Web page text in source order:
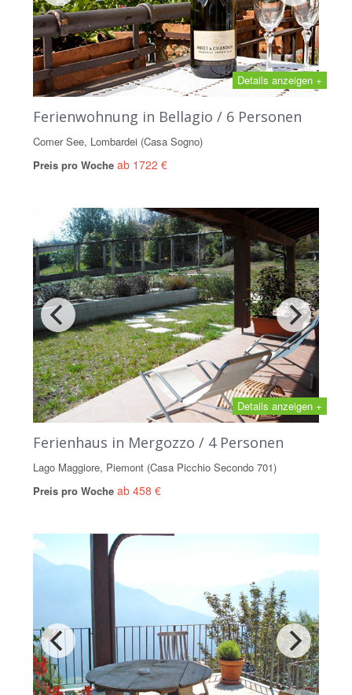
Details anzeigen +
Ferienwohnung in Bellagio / 6 Personen
Comer See, Lombardei (Casa Sogno)
Preis pro Woche ab 1722 €
Details anzeigen +
Ferienhaus in Mergozzo / 4 Personen
Lago Maggiore, Piemont (Casa Picchio Secondo 701)
Preis pro Woche ab 458 €